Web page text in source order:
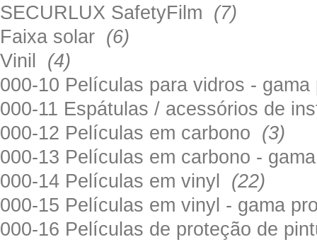
SECURLUX SafetyFilm (7)
Faixa solar (6)
Vinil (4)
000-10 Películas para vidros -
000-11 Espátulas / acessórios de
000-12 Películas em carbono (3)
000-13 Películas em carbono -
000-14 Películas em vinyl (22)
000-15 Películas em vinyl - gama
000-16 Películas de proteção de